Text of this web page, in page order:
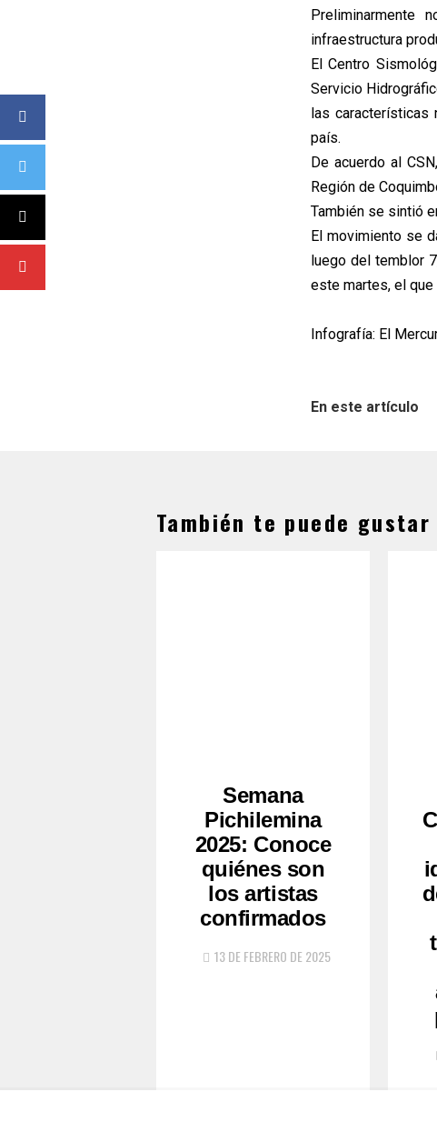
Preliminarmente
infraestructura
El Centro
Servicio
las características
país.
De acuerdo al
Región de
También se sintió
El movimiento se
luego del temblor
este martes, el que
Infografía: El
En este artículo
También te puede gustar
Semana
Pichilemina
2025: Conoce
quiénes son
los artistas
confirmados
13 DE FEBRERO DE 2025